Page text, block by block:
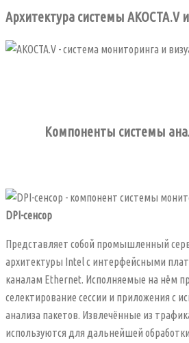
Архитектура системы AKOCTA.V
Компоненты системы
DPI-сенсор
Представляет собой промышленный
архитектуры Intel с интерфейсными
каналам Ethernet. Исполняемые на нём
селектирование сессии и приложения с
анализа пакетов. Извлечённые из
используются для дальнейшей